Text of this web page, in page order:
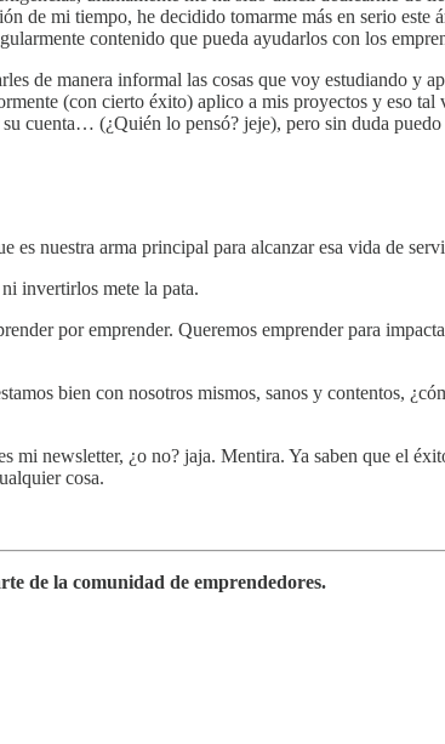
de mi tiempo, he decidido tomarme más en serio
contenido que pueda ayudarlos con los
de manera informal las cosas que voy estudiando y
(con cierto éxito) aplico a mis proyectos y eso tal
cuenta… (¿Quién lo pensó? jeje), pero sin duda puedo
nuestra arma principal para alcanzar esa vida de
invertirlos mete la pata.
por emprender. Queremos emprender para
bien con nosotros mismos, sanos y contentos,
newsletter, ¿o no? jaja. Mentira. Ya saben que el
cosa.
de la comunidad de emprendedores.